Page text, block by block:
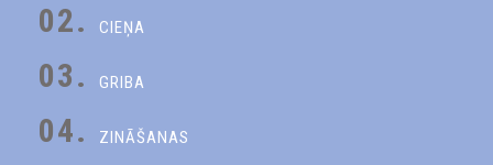
02. CIEŅA
03. GRIBA
04. ZINĀŠANAS